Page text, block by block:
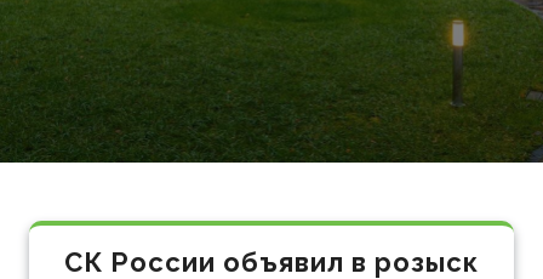
СК России объявил в розыск